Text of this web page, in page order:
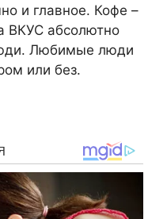
и главное. Кофе –
ВКУС абсолютно
Любимые люди
или без.